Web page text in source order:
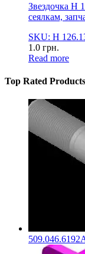
Звездочка Н
сеялкам,
SKU: Н
1.0 грн.
Read more
Top Rated Products